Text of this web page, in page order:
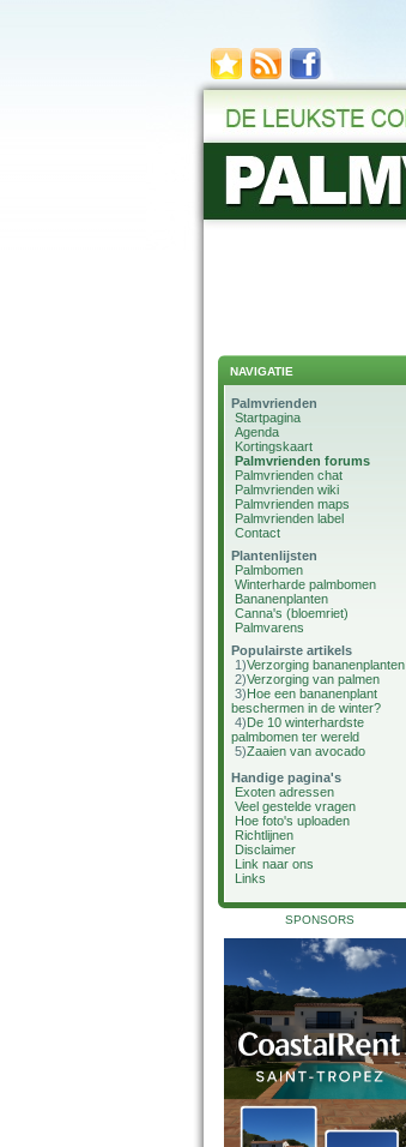
NAVIGATIE
Palmvrienden
Startpagina
Agenda
Kortingskaart
Palmvrienden forums
Palmvrienden chat
Palmvrienden wiki
Palmvrienden maps
Palmvrienden label
Contact
Plantenlijsten
Palmbomen
Winterharde palmbomen
Bananenplanten
Canna's (bloemriet)
Palmvarens
Populairste artikels
1)Verzorging bananenplanten
2)Verzorging van palmen
3)Hoe een bananenplant
beschermen in de winter?
4)De 10 winterhardste
palmbomen ter wereld
5)Zaaien van avocado
Handige pagina's
Exoten adressen
Veel gestelde vragen
Hoe foto's uploaden
Richtlijnen
Disclaimer
Link naar ons
Links
SPONSORS